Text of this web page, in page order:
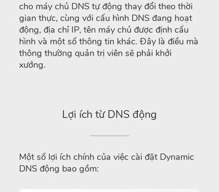
cho máy chủ DNS tự động thay đổi theo thời
gian thực, cùng với cấu hình DNS đang hoạt
động, địa chỉ IP, tên máy chủ được định cấu
hình và một số thông tin khác. Đây là điều mà
thông thường quản trị viên sẽ phải khởi
xướng.
Lợi ích từ DNS động
Một số lợi ích chính của việc cài đặt Dynamic
DNS động bao gồm: